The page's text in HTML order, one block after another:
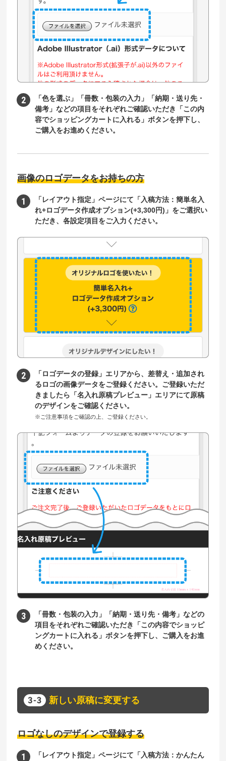
「色を選ぶ」「冊数・包装の入力」「納期・送り先・
備考」などの項目をそれぞれご確認いただき「この内
容でショッピングカートに入れる」ボタンを押下し、
ご購入をお進めください。
画像のロゴデータをお持ちの方
「レイアウト指定」ページにて「入稿方法：簡単名入
れ+ロゴデータ作成オプション(+3,300円)」をご選択い
ただき、各設定項目をご入力ください。
「ロゴデータの登録」エリアから、差替え・追加され
るロゴの画像データをご登録ください。ご登録いただ
きましたら「名入れ原稿プレビュー」エリアにて原稿
のデザインをご確認ください。
※ご注意事項をご確認の上、ご登録ください。
「冊数・包装の入力」「納期・送り先・備考」などの
項目をそれぞれご確認いただき「この内容でショッピ
ングカートに入れる」ボタンを押下し、ご購入をお進
めください。
新しい原稿に変更する
ロゴなしのデザインで登録する
「レイアウト指定」ページにて「入稿方法：かんたん